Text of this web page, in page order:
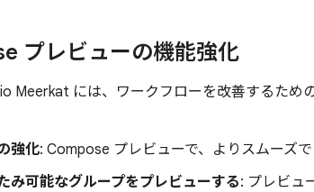
プレビューの機能強化
Meerkat には、ワークフローを改善するため
強化: Compose プレビューで、よりスムーズ
み可能なグループをプレビューする: プレビュ